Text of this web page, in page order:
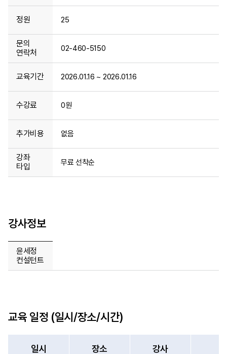
정원 25
문의
연락처
02-460-5150
교육기간 2026.01.16 ~ 2026.01.16
수강료 0원
추가비용 없음
강좌
타입
무료 선착순
강사정보
윤세정
컨설턴트
교육 일정 (일시/장소/시간)
일시 장소 강사